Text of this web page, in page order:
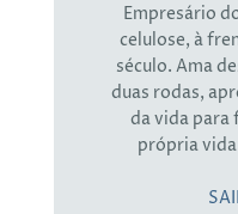
Empresário
celulose, à
século. Ama
duas rodas,
da vida para
própria vida